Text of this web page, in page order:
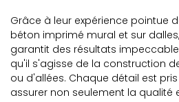
Grâce à leur expérience pointue
béton imprimé mural et sur
garantit des résultats
qu'il s'agisse de la construction
ou d'allées. Chaque détail est
assurer non seulement la qualité